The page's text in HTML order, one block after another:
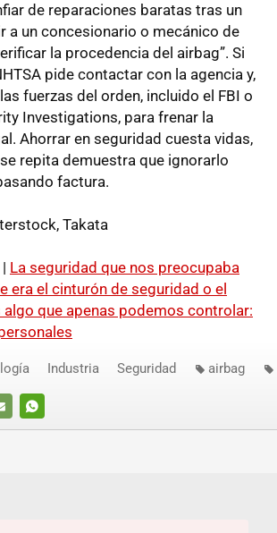
de reparaciones baratas tras un
a un concesionario o mecánico de
la procedencia del airbag”. Si
pide contactar con la agencia y,
fuerzas del orden, incluido el FBI o
Investigations, para frenar la
Ahorrar en seguridad cuesta vidas,
repita demuestra que ignorarlo
factura.
Takata
La seguridad que nos preocupaba
era el cinturón de seguridad o el
algo que apenas podemos controlar:
WHATSAPP
Industria Seguridad airbag